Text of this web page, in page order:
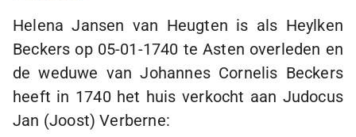
Helena Jansen van Heugten is als Heylken
Beckers op 05-01-1740 te Asten overleden en
de weduwe van Johannes Cornelis Beckers
heeft in 1740 het huis verkocht aan Judocus
Jan (Joost) Verberne: